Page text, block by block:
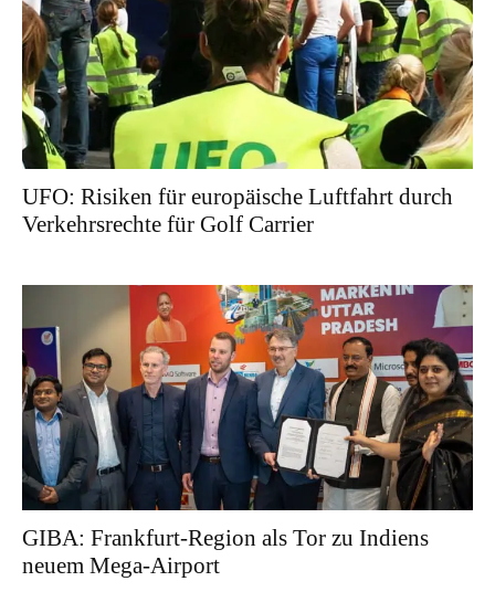
UFO: Risiken für europäische Luftfahrt durch
Verkehrsrechte für Golf Carrier
GIBA: Frankfurt-Region als Tor zu Indiens
neuem Mega-Airport